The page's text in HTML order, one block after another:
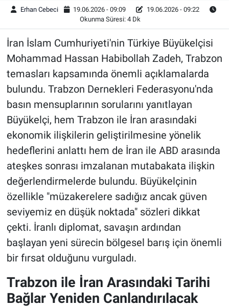
Erhan Cebeci 19.06.2026 - 09:09
19.06.2026 - 09:22
Okunma Süresi: 4 Dk
İran İslam Cumhuriyeti'nin Türkiye Büyükelçisi
Mohammad Hassan Habibollah Zadeh, Trabzon
temasları kapsamında önemli açıklamalarda
bulundu. Trabzon Dernekleri Federasyonu'nda
basın mensuplarının sorularını yanıtlayan
Büyükelçi, hem Trabzon ile İran arasındaki
ekonomik ilişkilerin geliştirilmesine yönelik
hedeflerini anlattı hem de İran ile ABD arasında
ateşkes sonrası imzalanan mutabakata ilişkin
değerlendirmelerde bulundu. Büyükelçinin
özellikle "müzakerelere sadığız ancak güven
seviyemiz en düşük noktada" sözleri dikkat
çekti. İranlı diplomat, savaşın ardından
başlayan yeni sürecin bölgesel barış için önemli
bir fırsat olduğunu vurguladı.
Trabzon ile İran Arasındaki Tarihi
Bağlar Yeniden Canlandırılacak